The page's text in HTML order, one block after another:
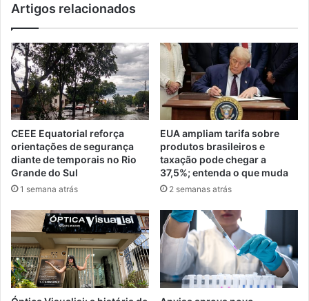
Artigos relacionados
CEEE Equatorial reforça
orientações de segurança
diante de temporais no Rio
Grande do Sul
1 semana atrás
EUA ampliam tarifa sobre
produtos brasileiros e
taxação pode chegar a
37,5%; entenda o que muda
2 semanas atrás